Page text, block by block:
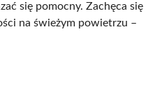
się pomocny. Zachęca się
na świeżym powietrzu –